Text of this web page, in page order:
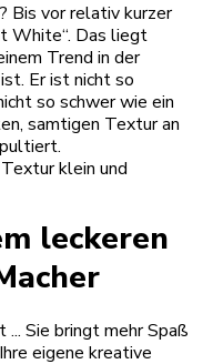
Bis vor relativ kurzer
White“. Das liegt
Trend in der
Er ist nicht so
so schwer wie ein
samtigen Textur an
klein und
leckeren
Sie bringt mehr Spaß
eigene kreative